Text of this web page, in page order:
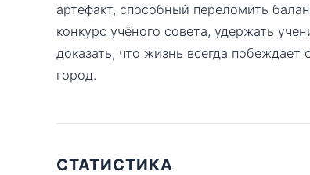
артефакт, способный переломить
конкурс учёного совета, удержать
доказать, что жизнь всегда
город.
СТАТИСТИКА